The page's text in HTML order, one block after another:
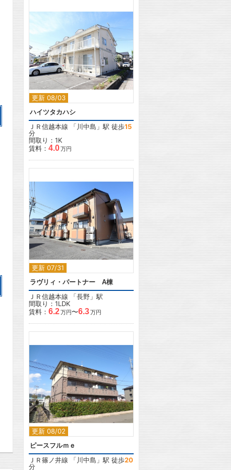
更新 08/03
ハイツタカハシ
ＪＲ信越本線 「川中島 」駅 徒歩15
分
間取り：1K
賃料： 4.0万円
更新 07/31
2
ラヴリィ・パートナー A棟
ＪＲ信越本線 「長野 」駅
間取り：1LDK
賃料： 6.2万円〜6.3万円
更新 08/02
2
ピースフルｍｅ
ＪＲ篠ノ井線 「川中島 」駅 徒歩20
分